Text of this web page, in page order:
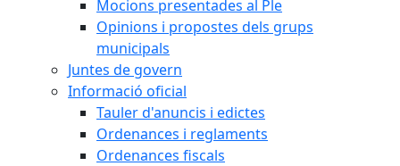
Mocions presentades al Ple
Opinions i propostes dels grups
municipals
Juntes de govern
Informació oficial
Tauler d'anuncis i edictes
Ordenances i reglaments
Ordenances fiscals